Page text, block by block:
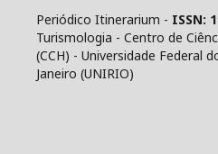
Periódico Itinerarium - ISSN:
Turismologia - Centro de
(CCH) - Universidade Federal
Janeiro (UNIRIO)